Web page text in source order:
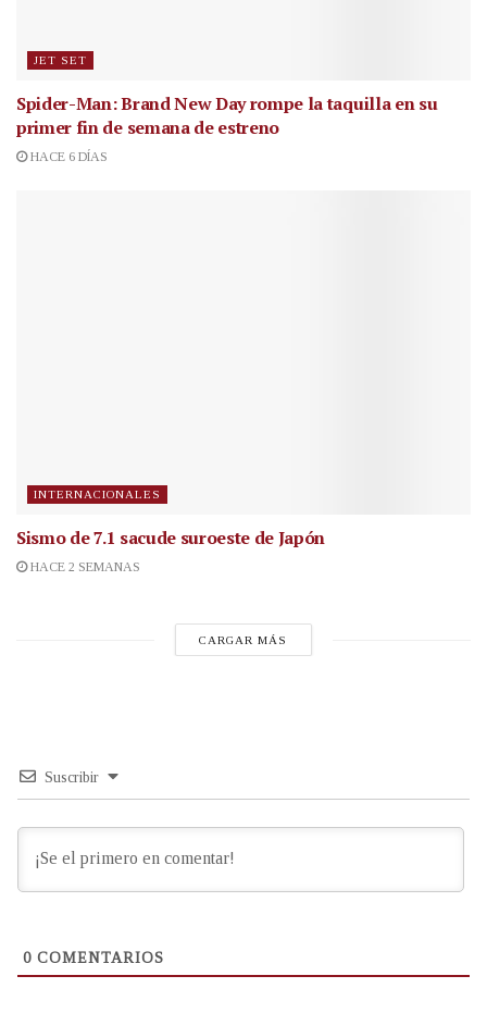
JET SET
Spider-Man: Brand New Day rompe la taquilla en su
primer fin de semana de estreno
HACE 6 DÍAS
INTERNACIONALES
Sismo de 7.1 sacude suroeste de Japón
HACE 2 SEMANAS
CARGAR MÁS
Suscribir
0 COMENTARIOS